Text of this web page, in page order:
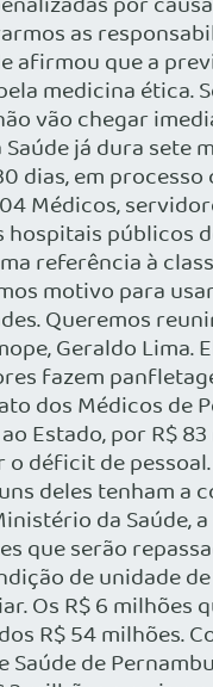
as
afirmou que a
medicina
vão chegar
já dura
dias, em
Médicos,
públicos
referência à
motivo para
Queremos
Geraldo
fazem
dos Médicos
Estado, por R$
déficit de
deles tenham a
da
que serão
de unidade
Os R$ 6 milhões
R$ 54 milhões.
de